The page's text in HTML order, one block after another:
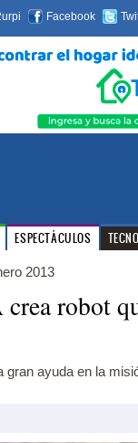
Facebook
ESPECTÁCULOS
2013
robot
gran ayuda en la